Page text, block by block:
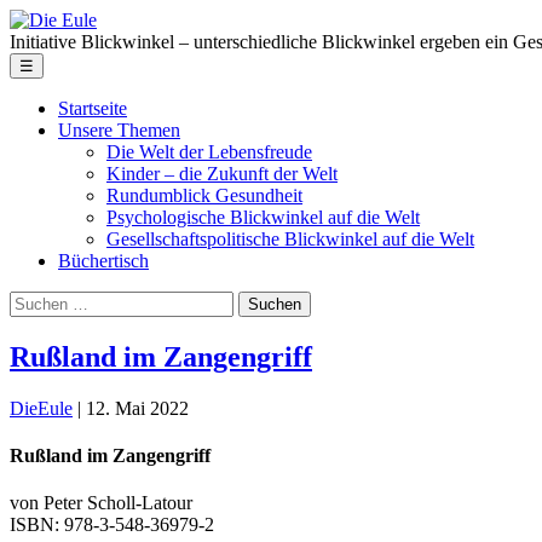
Skip
to
the
content
Die
Eule
Initiative Blickwinkel – unterschiedliche Blickwinkel ergeben ein
☰
Startseite
Unsere Themen
Die Welt der Lebensfreude
Kinder – die Zukunft der Welt
Rundumblick Gesundheit
Psychologische Blickwinkel auf die Welt
Gesellschaftspolitische Blickwinkel auf die Welt
Büchertisch
Suche
nach:
Rußland im Zangengriff
DieEule | 12. Mai 2022
Rußland im Zangengriff
von Peter Scholl-Latour
ISBN: 978-3-548-36979-2